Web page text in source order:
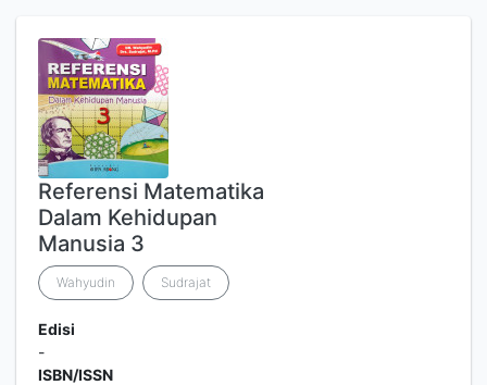
Referensi Matematika
Dalam Kehidupan
Manusia 3
Wahyudin Sudrajat
Edisi
-
ISBN/ISSN